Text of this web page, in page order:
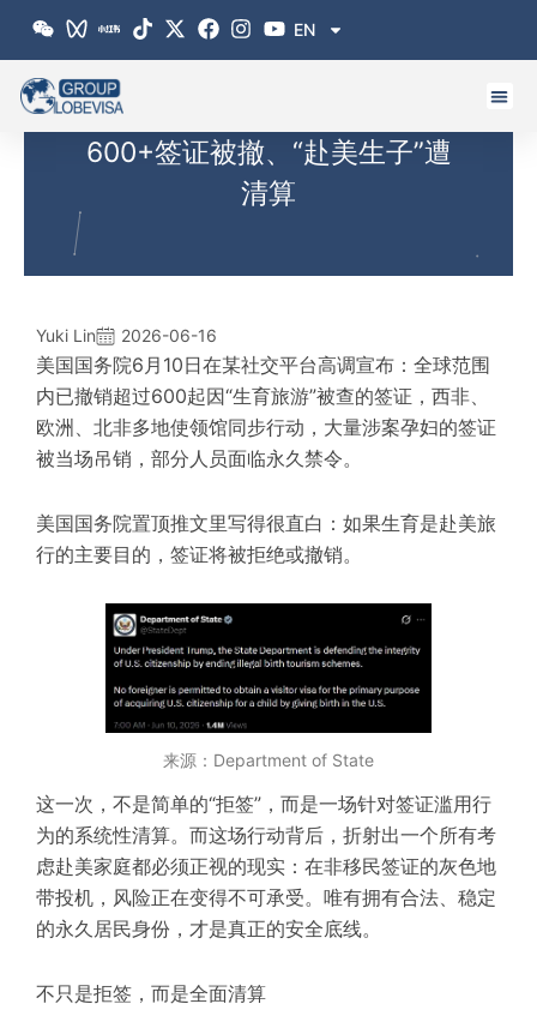
EN
600+签证被撤、“赴美生子”遭
清算
Yuki Lin 2026-06-16
美国国务院6月10日在某社交平台高调宣布：全球范围
内已撤销超过600起因“生育旅游”被查的签证，西非、
欧洲、北非多地使领馆同步行动，大量涉案孕妇的签证
被当场吊销，部分人员面临永久禁令。
美国国务院置顶推文里写得很直白： 如果生育是赴美旅
行的主要目的，签证将被拒绝或撤销。
来源：Department of State
这一次，不是简单的“拒签”，而是一场针对签证滥用行
为的系统性清算。而这场行动背后，折射出一个所有考
虑赴美家庭都必须正视的现实： 在非移民签证的灰色地
带投机，风险正在变得不可承受。唯有拥有合法、稳定
的永久居民身份，才是真正的安全底线。
不只是拒签，而是全面清算